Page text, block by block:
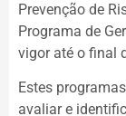
Prevenção de
Programa de
vigor até o final
Estes
avaliar e